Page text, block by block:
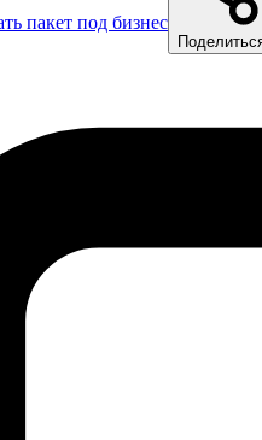
пакет под бизнес